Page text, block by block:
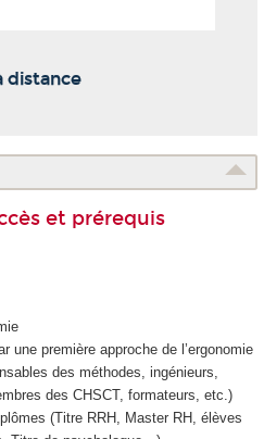
distance
et prérequis
une première approche de l’ergonomie
des méthodes, ingénieurs,
des CHSCT, formateurs, etc.)
(Titre RRH, Master RH, élèves